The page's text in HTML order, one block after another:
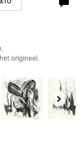
origineel.